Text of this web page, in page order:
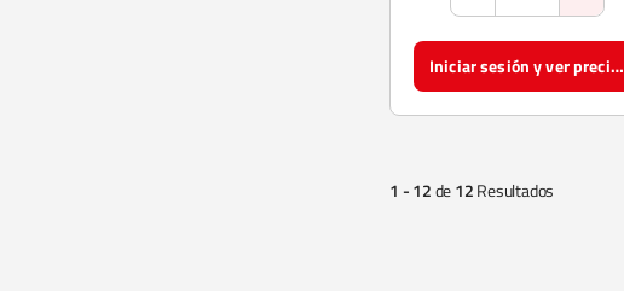
Iniciar sesión y ver precios
1 - 12de12Resultados